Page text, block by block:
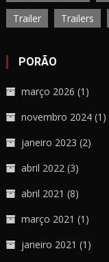
Trailer
Trailers
PORÃO
março 2026 (1)
novembro 2024 (1)
janeiro 2023 (2)
abril 2022 (3)
abril 2021 (8)
março 2021 (1)
janeiro 2021 (1)